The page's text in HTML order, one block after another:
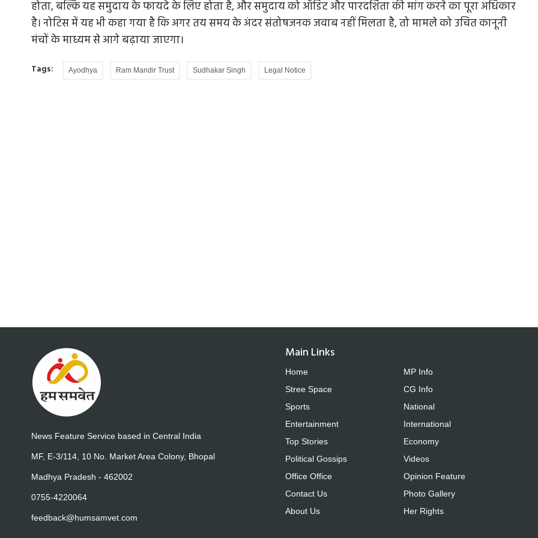
होता, बल्कि यह समुदाय के फायदे के लिए होता है, और समुदाय को ऑडिट और पारदर्शिता की मांग करने का पूरा अधिकार
है। नोटिस में यह भी कहा गया है कि अगर तय समय के अंदर संतोषजनक जवाब नहीं मिलता है, तो मामले को उचित कानूनी
मंचों के माध्यम से आगे बढ़ाया जाएगा।
Tags: Ayodhya Ram Mandir Trust Sudhakar Singh Legal Notice
न्याय
मानव समुदाय की विविधता से भरे सांस्कृतिक गुलदस्ते से
एक...
ब्रिटिश...
News Feature Service based in Central India
MF, E-3/114, 10 No. Market Area Colony, Bhopal
Madhya Pradesh - 462002
0755-4220064
feedback@humsamvet.com
Main Links
Home
Stree Space
Sports
Entertainment
Top Stories
Political Gossips
Office Office
Contact Us
About Us
MP Info
CG Info
National
International
Economy
Videos
Opinion Feature
Photo Gallery
Her Rights